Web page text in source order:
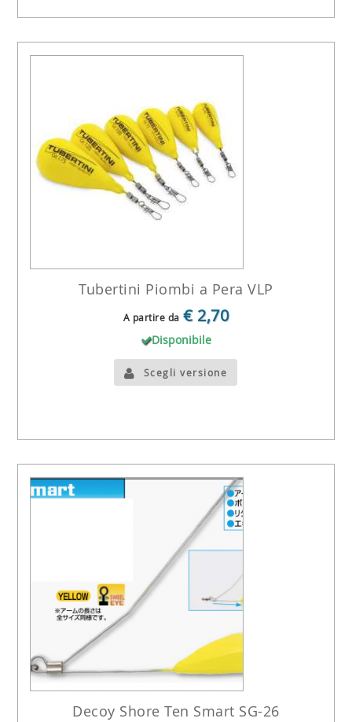
Tubertini Piombi a Pera VLP
A partire da € 2,70
Disponibile
Scegli versione
Decoy Shore Ten Smart SG-26